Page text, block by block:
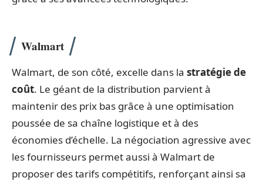
Walmart
Walmart, de son côté, excelle dans la stratégie de
coût. Le géant de la distribution parvient à
maintenir des prix bas grâce à une optimisation
poussée de sa chaîne logistique et à des
économies d’échelle. La négociation agressive avec
les fournisseurs permet aussi à Walmart de
proposer des tarifs compétitifs, renforçant ainsi sa